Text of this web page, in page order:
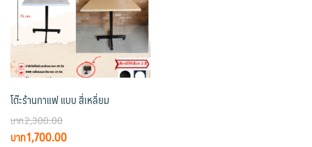
โต๊ะร้านกาแฟ แบบ สี่เหลี่ยม
2,300.00
Original1,700.00Current